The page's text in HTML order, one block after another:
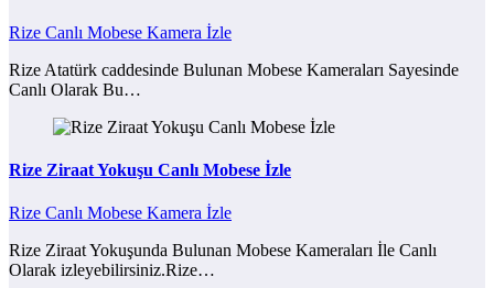
Rize Canlı Mobese Kamera İzle
Rize Atatürk caddesinde Bulunan Mobese Kameraları Sayesinde
Canlı Olarak Bu…
Rize Ziraat Yokuşu Canlı Mobese İzle
Rize Canlı Mobese Kamera İzle
Rize Ziraat Yokuşunda Bulunan Mobese Kameraları İle Canlı
Olarak izleyebilirsiniz.Rize…